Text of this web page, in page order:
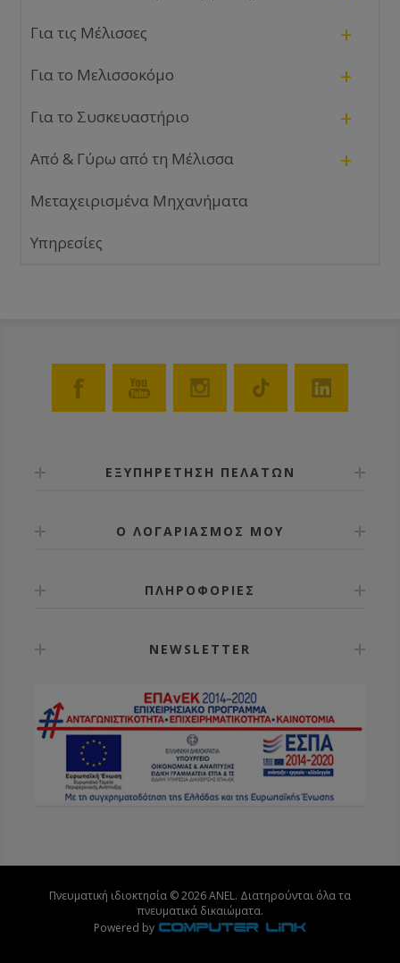
Για τις Μέλισσες +
Για το Μελισσοκόμο +
Για το Συσκευαστήριο +
Από & Γύρω από τη Μέλισσα +
Μεταχειρισμένα Μηχανήματα
Υπηρεσίες
ΕΞΥΠΗΡΕΤΗΣΗ ΠΕΛΑΤΩΝ
Ο ΛΟΓΑΡΙΑΣΜΟΣ ΜΟΥ
ΠΛΗΡΟΦΟΡΙΕΣ
NEWSLETTER
Πνευματική ιδιοκτησία © 2026 ANEL. Διατηρούνται όλα τα
πνευματικά δικαιώματα.
Powered by